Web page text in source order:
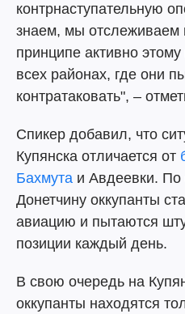
контрнаступательную
знаем, мы отслеживаем
принципе активно
всех районах, где они
контратаковать", –
Спикер добавил, что
Купянска отличается от
Бахмута и Авдеевки. По
Донетчину оккупанты
авиацию и пытаются
позиции каждый день.
В свою очередь на
оккупанты находятся